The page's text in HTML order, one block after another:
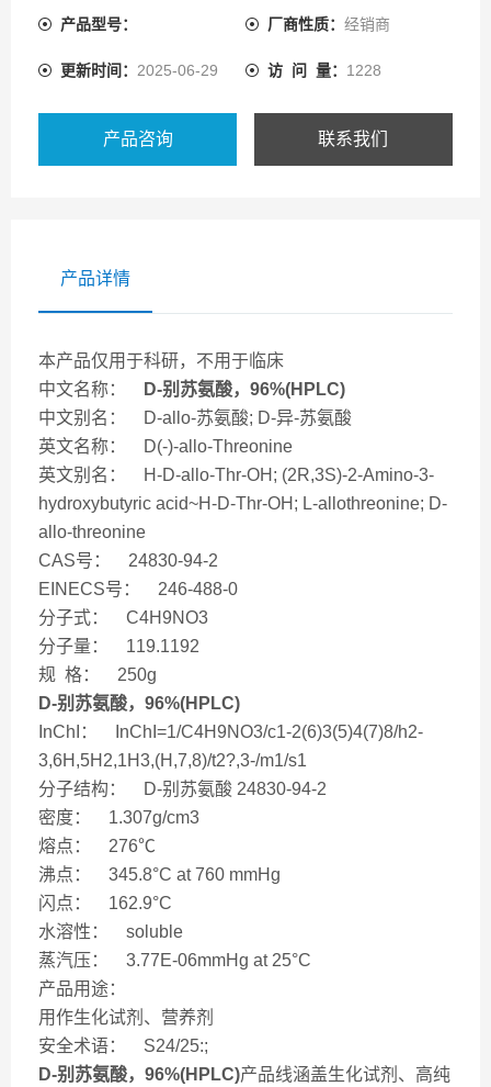
产品型号：
厂商性质： 经销商
更新时间： 2025-06-29 访 问 量： 1228
产品咨询 联系我们
产品详情
本产品仅用于科研，不用于临床
中文名称：
D-别苏氨酸，96%(HPLC)
中文别名： D-allo-苏氨酸; D-异-苏氨酸
英文名称： D(-)-allo-Threonine
英文别名： H-D-allo-Thr-OH; (2R,3S)-2-Amino-3-
hydroxybutyric acid~H-D-Thr-OH; L-allothreonine; D-
allo-threonine
CAS号： 24830-94-2
EINECS号： 246-488-0
分子式： C4H9NO3
分子量： 119.1192
规 格： 250g
D-别苏氨酸，96%(HPLC)
InChI： InChI=1/C4H9NO3/c1-2(6)3(5)4(7)8/h2-
3,6H,5H2,1H3,(H,7,8)/t2?,3-/m1/s1
分子结构： D-别苏氨酸 24830-94-2
密度： 1.307g/cm3
熔点： 276℃
沸点： 345.8°C at 760 mmHg
闪点： 162.9°C
水溶性： soluble
蒸汽压： 3.77E-06mmHg at 25°C
产品用途：
用作生化试剂、营养剂
安全术语： S24/25:;
D-别苏氨酸，96%(HPLC)产品线涵盖生化试剂、高纯